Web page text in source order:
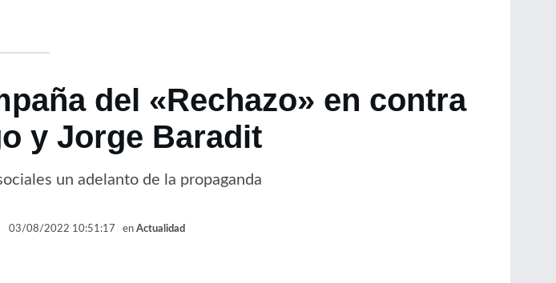
del «Rechazo» en contra
y Jorge Baradit
un adelanto de la propaganda
03/08/2022 10:51:17 en Actualidad